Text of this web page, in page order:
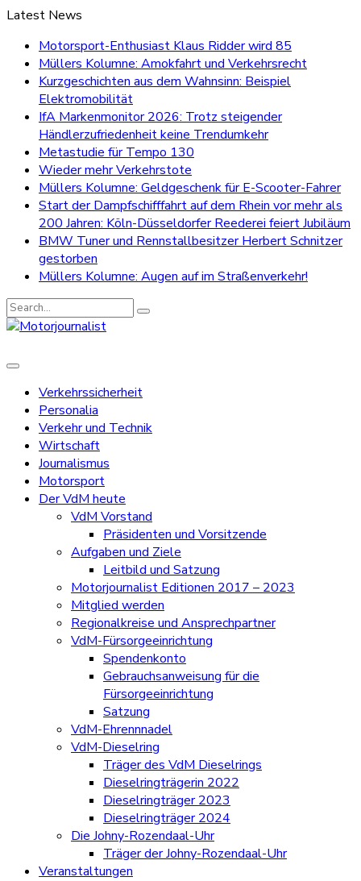
Latest News
Motorsport-Enthusiast Klaus Ridder wird 85
Müllers Kolumne: Amokfahrt und Verkehrsrecht
Kurzgeschichten aus dem Wahnsinn: Beispiel
Elektromobilität
IfA Markenmonitor 2026: Trotz steigender
Händlerzufriedenheit keine Trendumkehr
Metastudie für Tempo 130
Wieder mehr Verkehrstote
Müllers Kolumne: Geldgeschenk für E-Scooter-Fahrer
Start der Dampfschifffahrt auf dem Rhein vor mehr als
200 Jahren: Köln-Düsseldorfer Reederei feiert Jubiläum
BMW Tuner und Rennstallbesitzer Herbert Schnitzer
gestorben
Müllers Kolumne: Augen auf im Straßenverkehr!
Search
for:
Verkehrssicherheit
Personalia
Verkehr und Technik
Wirtschaft
Journalismus
Motorsport
Der VdM heute
VdM Vorstand
Präsidenten und Vorsitzende
Aufgaben und Ziele
Leitbild und Satzung
Motorjournalist Editionen 2017 – 2023
Mitglied werden
Regionalkreise und Ansprechpartner
VdM-Fürsorgeeinrichtung
Spendenkonto
Gebrauchsanweisung für die
Fürsorgeeinrichtung
Satzung
VdM-Ehrennnadel
VdM-Dieselring
Träger des VdM Dieselrings
Dieselringträgerin 2022
Dieselringträger 2023
Dieselringträger 2024
Die Johny-Rozendaal-Uhr
Träger der Johny-Rozendaal-Uhr
Veranstaltungen